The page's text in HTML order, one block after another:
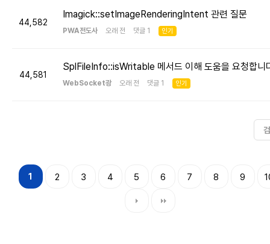
44,582
Imagick::setImageRenderingIntent 관련 질문
PWA전도사 오래 전 댓글 1 인기
44,581
SplFileInfo::isWritable 메서드 이해 도움을 요청합니
WebSocket광 오래 전 댓글 1 인기
1 2 3 4 5 6 7 8 9